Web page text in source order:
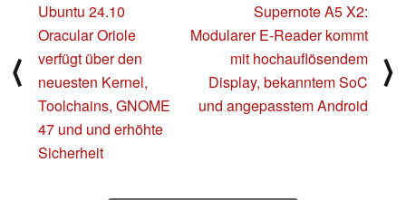
⟨
Ubuntu 24.10
Oracular Oriole
verfügt über den
neuesten Kernel,
Toolchains, GNOME
47 und und erhöhte
Sicherheit
Supernote A5 X2:
Modularer E-Reader kommt
mit hochauflösendem
Display, bekanntem SoC
und angepasstem Android
⟩